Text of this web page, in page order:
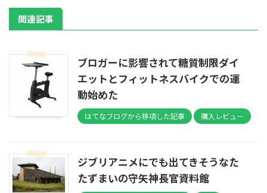
関連記事
ブロガーに影響されて糖質制限ダイ
エットとフィットネスバイクでの運
動始めた
はてなブログから移項した記事 購入レビュー
ジブリアニメにでも出てきそうなた
たずまいの守矢神長官資料館